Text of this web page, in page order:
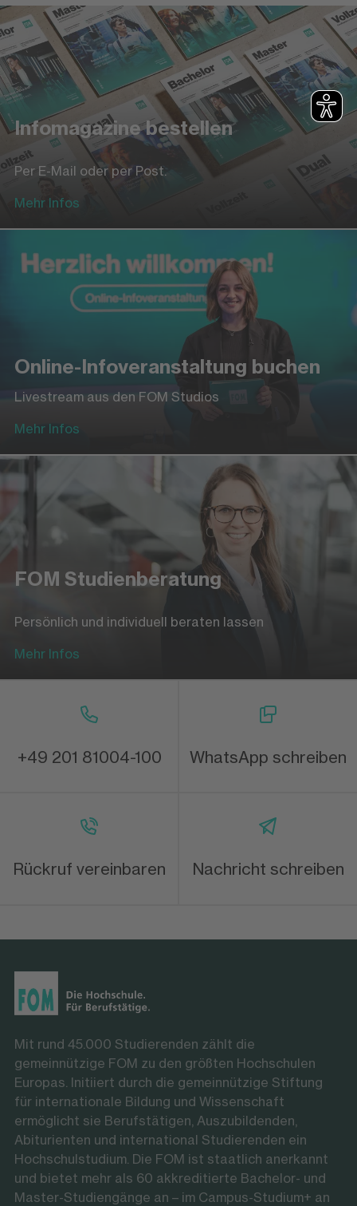
Infomagazine bestellen
Per E-Mail oder per Post.
Mehr Infos
Online-Infoveranstaltung buchen
Livestream aus den FOM Studios
Mehr Infos
FOM Studienberatung
Persönlich und individuell beraten lassen
Mehr Infos
+49 201 81004-100 WhatsApp schreiben
Rückruf vereinbaren Nachricht schreiben
Mit rund 45.000 Studierenden zählt die
gemeinnützige FOM zu den größten Hochschulen
Europas. Initiiert durch die gemeinnützige Stiftung
für internationale Bildung und Wissenschaft
ermöglicht sie Berufstätigen, Auszubildenden,
Abiturienten und international Studierenden ein
Hochschulstudium. Die FOM ist staatlich anerkannt
und bietet mehr als 60 akkreditierte Bachelor- und
Master-Studiengänge an – im Campus-Studium+ an